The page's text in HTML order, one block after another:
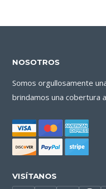
NOSOTROS
Somos orgullosamente
brindamos una cobertura
VISÍTANOS